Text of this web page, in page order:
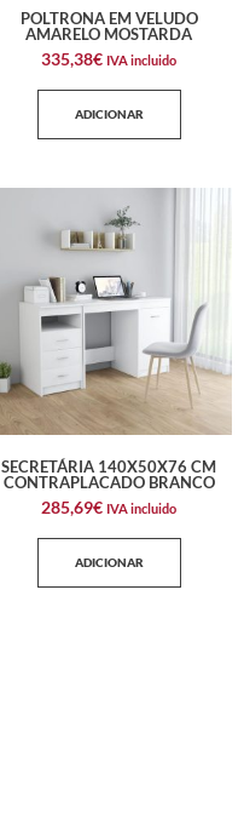
POLTRONA EM VELUDO
AMARELO MOSTARDA
335,38€ IVA incluido
ADICIONAR
SECRETÁRIA 140X50X76 CM
CONTRAPLACADO BRANCO
285,69€ IVA incluido
ADICIONAR